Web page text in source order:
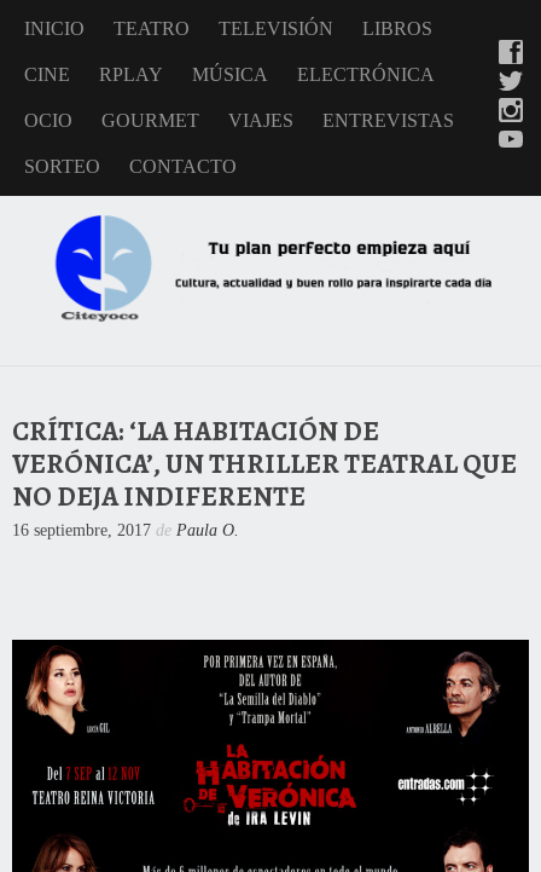
INICIO TEATRO TELEVISIÓN LIBROS
CINE RPLAY MÚSICA ELECTRÓNICA
OCIO GOURMET VIAJES ENTREVISTAS
SORTEO CONTACTO
CRÍTICA: ‘LA HABITACIÓN DE
VERÓNICA’, UN THRILLER TEATRAL QUE
NO DEJA INDIFERENTE
16 septiembre, 2017 de Paula O.